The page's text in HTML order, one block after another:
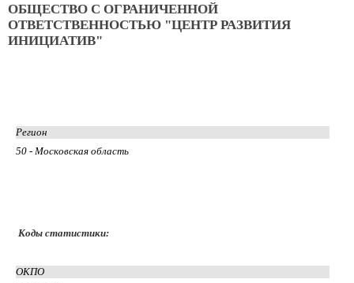
ОБЩЕСТВО С ОГРАНИЧЕННОЙ
ОТВЕТСТВЕННОСТЬЮ "ЦЕНТР РАЗВИТИЯ
ИНИЦИАТИВ"
Регион
50 - Московская область
Коды статистики:
ОКПО